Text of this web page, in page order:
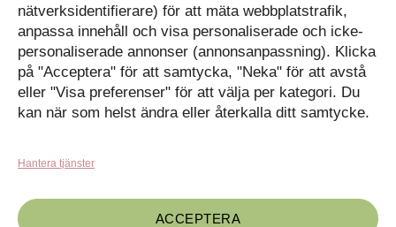
nätverksidentifierare) för att mäta webbplatstrafik,
anpassa innehåll och visa personaliserade och icke-
personaliserade annonser (annonsanpassning). Klicka
på "Acceptera" för att samtycka, "Neka" för att avstå
eller "Visa preferenser" för att välja per kategori. Du
kan när som helst ändra eller återkalla ditt samtycke.
Hantera tjänster
ACCEPTERA
Inga produkter i varukorgen.
GÅ TILLBAKA TILL
BUTIKEN
Med barn och ungas
nyfikenhet som inspiration
skapar vi design som
förmedlar kunskap till en ny
generation.